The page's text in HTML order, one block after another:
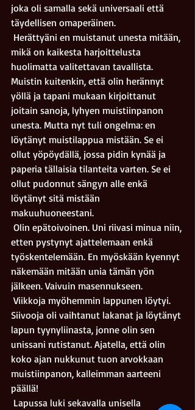
joka oli samalla sekä universaali että
täydellisen omaperäinen.
mikä on kaikesta harjoittelusta
huolimatta valitettavan tavallista.
Muistin kuitenkin, että olin herännyt
yöllä ja tapani mukaan kirjoittanut
joitain sanoja, lyhyen muistiinpanon
unesta. Mutta nyt tuli ongelma: en
löytänyt muistilappua mistään. Se ei
ollut yöpöydällä, jossa pidin kynää ja
paperia tällaisia tilanteita varten. Se ei
ollut pudonnut sängyn alle enkä
löytänyt sitä mistään
makuuhuoneestani.
etten pystynyt ajattelemaan enkä
työskentelemään. En myöskään kyennyt
näkemään mitään unia tämän yön
jälkeen. Vaivuin masennukseen.
Siivooja oli vaihtanut lakanat ja löytänyt
lapun tyynyliinasta, jonne olin sen
unissani rutistanut. Ajatella, että olin
koko ajan nukkunut tuon arvokkaan
muistiinpanon, kalleimman aarteeni
päällä!